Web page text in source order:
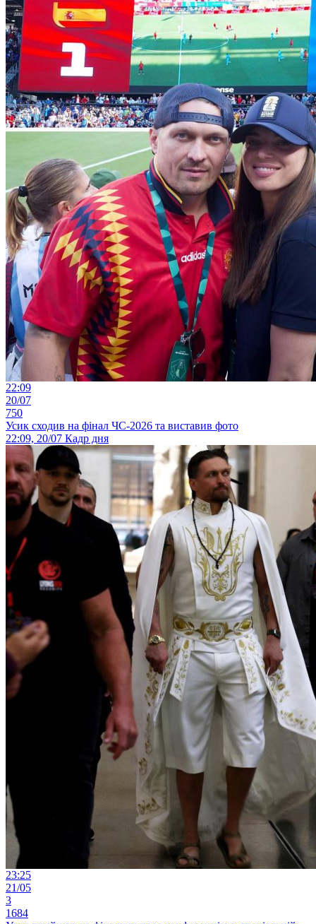
22:09
20/07
750
Усик сходив на фінал ЧС-2026 та виставив фото
22:09, 20/07 Кадр дня
23:25
21/05
3
1684